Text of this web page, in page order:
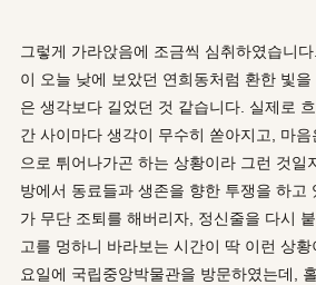
그렇게 가라앉음에 조금씩 심취하였습니
이 오늘 낮에 보았던 연희동처럼 환한 빛
은 생각보다 길었던 것 같습니다. 실제로
간 사이마다 생각이 무수히 쏟아지고, 마
으로 튀어나가곤 하는 상황이라 그런 것일
방에서 동료들과 생존을 향한 투쟁을 하고
가 무단 조퇴를 해버리자, 정신줄을 다시
고를 멍하니 바라보는 시간이 딱 이런 상
요일에 국립중앙박물관을 방문하였는데,